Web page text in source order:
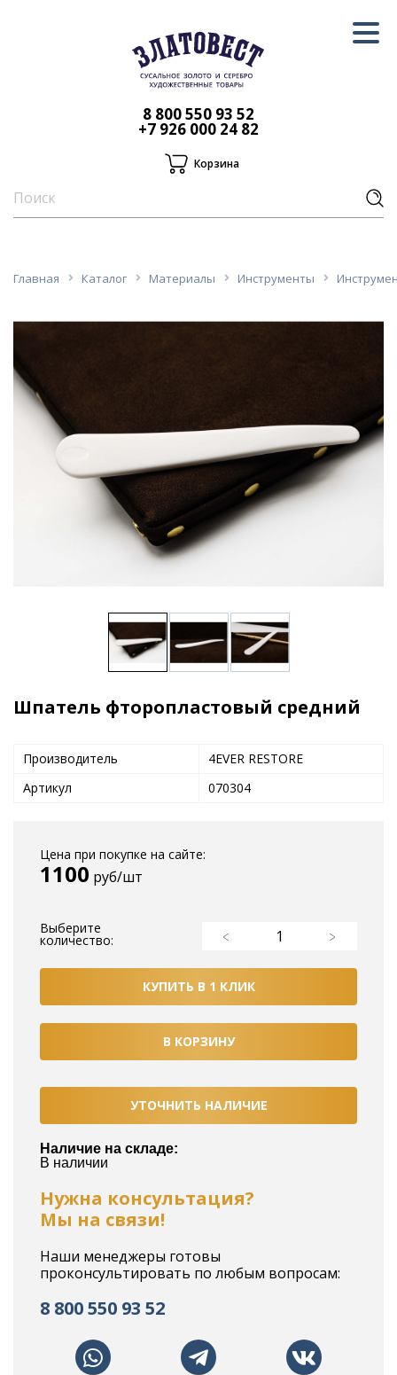
8 800 550 93 52
+7 926 000 24 82
Корзина
Главная Каталог Материалы Инструменты
Шпатель фторопластовый средний
Производитель
4EVER RESTORE
Артикул
070304
Цена при покупке на сайте:
1100 руб/шт
Выберите
количество:
КУПИТЬ В 1 КЛИК
В КОРЗИНУ
УТОЧНИТЬ НАЛИЧИЕ
Наличие на складе:
В наличии
Нужна консультация?
Мы на связи!
Наши менеджеры готовы
проконсультировать по любым вопросам:
8 800 550 93 52